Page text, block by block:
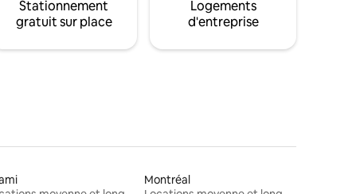
Stationnement
gratuit sur place
Logements
d'entreprise
Montréal